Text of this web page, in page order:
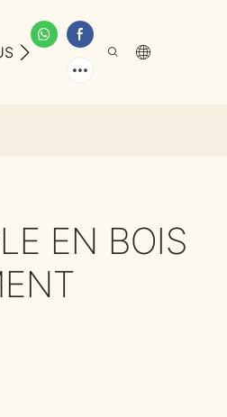
À PROPOS DE NOUS
EN BOIS